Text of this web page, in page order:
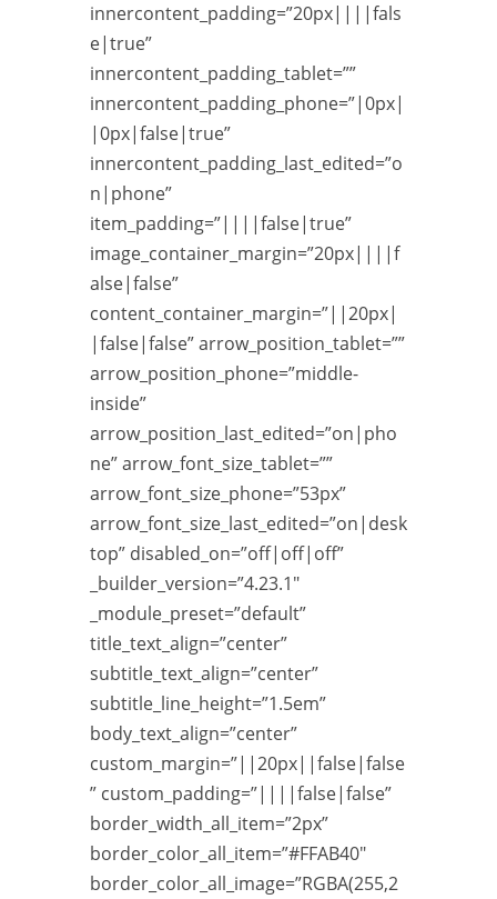
innercontent_padding=”20px||||fals
e|true”
innercontent_padding_tablet=””
innercontent_padding_phone=”|0px|
|0px|false|true”
innercontent_padding_last_edited=”o
n|phone”
item_padding=”||||false|true”
image_container_margin=”20px||||f
alse|false”
content_container_margin=”||20px|
|false|false” arrow_position_tablet=””
arrow_position_phone=”middle-
inside”
arrow_position_last_edited=”on|pho
ne” arrow_font_size_tablet=””
arrow_font_size_phone=”53px”
arrow_font_size_last_edited=”on|desk
top” disabled_on=”off|off|off”
_builder_version=”4.23.1″
_module_preset=”default”
title_text_align=”center”
subtitle_text_align=”center”
subtitle_line_height=”1.5em”
body_text_align=”center”
custom_margin=”||20px||false|false
” custom_padding=”||||false|false”
border_width_all_item=”2px”
border_color_all_item=”#FFAB40″
border_color_all_image=”RGBA(255,2